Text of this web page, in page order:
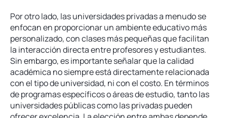
Por otro lado, las universidades privadas a menudo se
enfocan en proporcionar un ambiente educativo más
personalizado, con clases más pequeñas que facilitan
la interacción directa entre profesores y estudiantes.
Sin embargo, es importante señalar que la calidad
académica no siempre está directamente relacionada
con el tipo de universidad, ni con el costo. En términos
de programas específicos o áreas de estudio, tanto las
universidades públicas como las privadas pueden